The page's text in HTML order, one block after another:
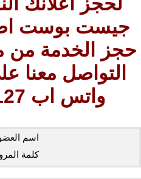
جيست بوست
حجز الخدمة من
التواصل معنا
واتس اب 01127747127
اسم
كلمة